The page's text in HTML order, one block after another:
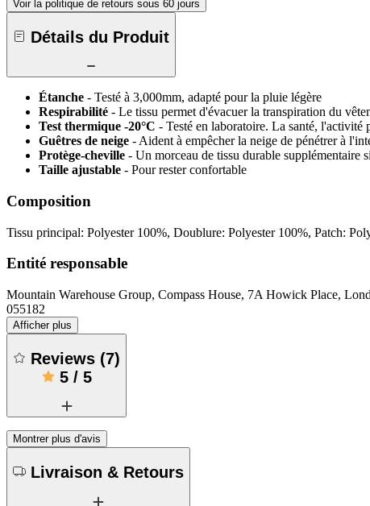
Voir la politique de retours sous 60 jours
Détails du Produit
Étanche - Testé à 3,000mm, adapté pour la pluie légère
Respirabilité - Le tissu permet d'évacuer la transpiration du
Test thermique -20°C - Testé en laboratoire. La santé,
Guêtres de neige - Aident à empêcher la neige de pénétrer à
Protège-cheville - Un morceau de tissu durable supplémentaire
Taille ajustable - Pour rester confortable
Composition
Tissu principal: Polyester 100%, Doublure: Polyester 100%, Patch:
Entité responsable
Mountain Warehouse Group, Compass House, 7A Howick Place,
055182
Afficher plus
Reviews (7)
5/ 5
Montrer plus d'avis
Livraison & Retours